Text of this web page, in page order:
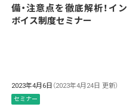
備・注意点を徹底解析！イン
ボイス制度セミナー
2023年4月6日 （2023年4月24日 更新）
セミナー